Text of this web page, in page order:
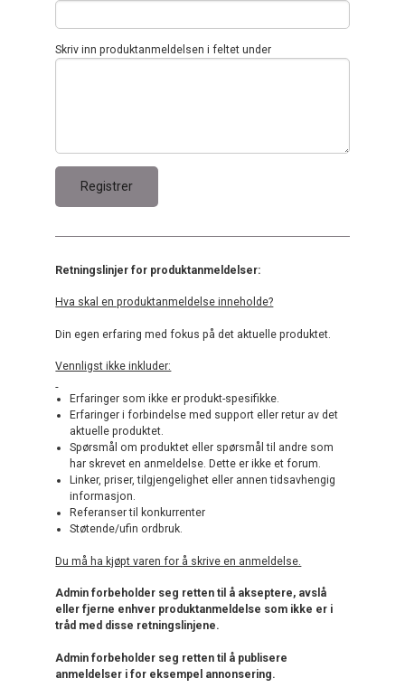
Skriv inn produktanmeldelsen i feltet under
Retningslinjer for produktanmeldelser:
Hva skal en produktanmeldelse inneholde?
Din egen erfaring med fokus på det aktuelle produktet.
Vennligst ikke inkluder:
Erfaringer som ikke er produkt-spesifikke.
Erfaringer i forbindelse med support eller retur av det
aktuelle produktet.
Spørsmål om produktet eller spørsmål til andre som
har skrevet en anmeldelse. Dette er ikke et forum.
Linker, priser, tilgjengelighet eller annen tidsavhengig
informasjon.
Referanser til konkurrenter
Støtende/ufin ordbruk.
Du må ha kjøpt varen for å skrive en anmeldelse.
Admin forbeholder seg retten til å akseptere, avslå
eller fjerne enhver produktanmeldelse som ikke er i
tråd med disse retningslinjene.
Admin forbeholder seg retten til å publisere
anmeldelser i for eksempel annonsering.